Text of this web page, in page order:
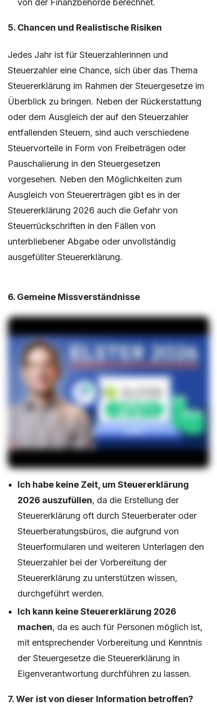
von der Finanzbehörde berechnet.
5. Chancen und Realistische Risiken
Jedes Jahr ist für Steuerzahlerinnen und
Steuerzahler eine Chance, sich über das Thema
Steuererklärung im Rahmen der Steuergesetze im
Überblick zu bringen. Neben der Rückerstattung
oder dem Ausgleich der auf den Steuerzahler
entfallenden Steuern, sind auch verschiedene
Steuervorteile in Form von Freibeträgen oder
Pauschalierung in den Steuergesetzen
vorgesehen. Neben den Möglichkeiten zum
Ausgleich von Steuererträgen gibt es in der
Steuererklärung 2026 auch die Gefahr von
Steuerrückschriften in den Fällen von
unterbliebener Abgabe oder unvollständig
ausgefüllter Steuererklärung.
6. Gemeine Missverständnisse
Ich habe keine Zeit, um Steuererklärung
2026 auszufüllen, da die Erstellung der
Steuererklärung oft durch Steuerberater oder
Steuerberatungsbüros, die aufgrund von
Steuerformularen und weiteren Unterlagen den
Steuerzahler bei der Vorbereitung der
Steuererklärung zu unterstützen wissen,
durchgeführt werden.
Ich kann keine Steuererklärung 2026
machen, da es auch für Personen möglich ist,
mit entsprechender Vorbereitung und Kenntnis
der Steuergesetze die Steuererklärung in
Eigenverantwortung durchführen zu lassen.
7. Wer ist von dieser Information betroffen?